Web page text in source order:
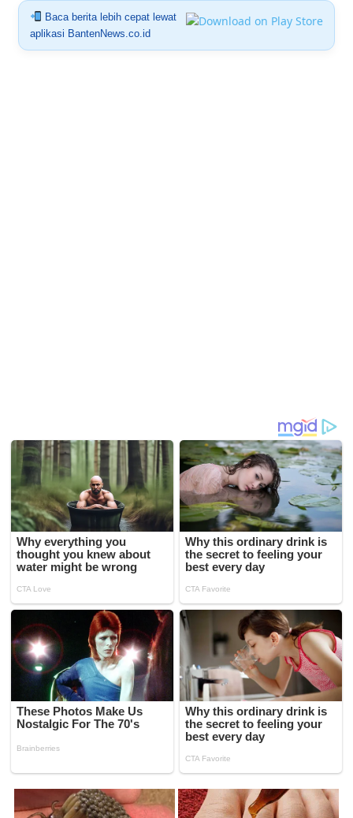
Baca berita lebih cepat lewat
aplikasi BantenNews.co.id